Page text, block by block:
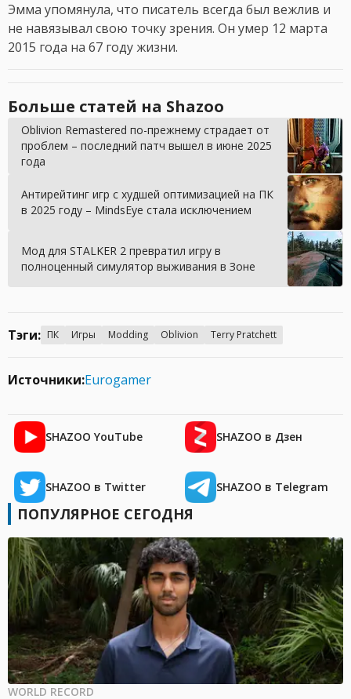
Эмма упомянула, что писатель всегда был вежлив и
не навязывал свою точку зрения. Он умер 12 марта
2015 года на 67 году жизни.
Больше статей на Shazoo
Oblivion Remastered по-прежнему страдает от
проблем – последний патч вышел в июне 2025
года
Антирейтинг игр с худшей оптимизацией на ПК
в 2025 году – MindsEye стала исключением
Мод для STALKER 2 превратил игру в
полноценный симулятор выживания в Зоне
Тэги: ПК Игры Modding Oblivion Terry Pratchett
Источники:Eurogamer
SHAZOO YouTube SHAZOO в Дзен
SHAZOO в Twitter SHAZOO в Telegram
ПОПУЛЯРНОЕ СЕГОДНЯ
WORLD RECORD